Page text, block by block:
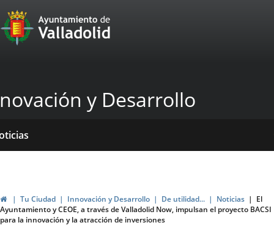
Portal
Web
Ayuntamiento
de
Valladolid
y Desarrollo
HomeTu Ciudad Innovación y Desarrollo De utilidad... Noticias
El
Ayuntamiento y CEOE, a través de Valladolid Now, impulsan el proyecto BACSI
para la innovación y la atracción de inversiones